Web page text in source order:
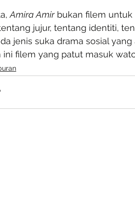
Amira Amir bukan filem untuk
jujur, tentang identiti,
jenis suka drama sosial
ini filem yang patut masuk